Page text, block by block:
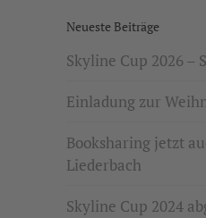
Neueste Beiträge
Skyline Cup 2026 –
Einladung zur
Booksharing jetzt
Liederbach
Skyline Cup 2024